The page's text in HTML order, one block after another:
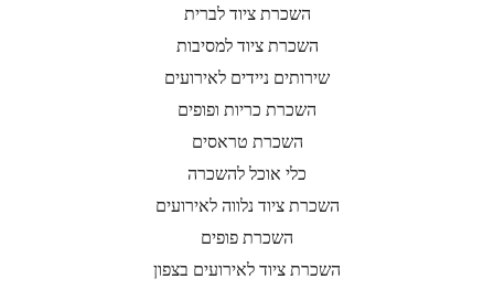
השכרת ציוד לברית
השכרת ציוד למסיבות
שירותים ניידים לאירועים
השכרת כריות ופופים
השכרת טראסים
כלי אוכל להשכרה
השכרת ציוד נלווה לאירועים
השכרת פופים
השכרת ציוד לאירועים בצפון